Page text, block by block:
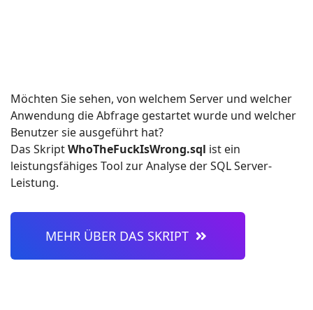
Möchten Sie sehen, von welchem Server und welcher
Anwendung die Abfrage gestartet wurde und welcher
Benutzer sie ausgeführt hat?
Das SkriptWhoTheFuckIsWrong.sql ist ein
leistungsfähiges Tool zur Analyse der SQL Server-
Leistung.
MEHR ÜBER DAS SKRIPT